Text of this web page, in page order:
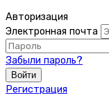
Авторизация
Электронная почта
Забыли пароль?
Войти
Регистрация